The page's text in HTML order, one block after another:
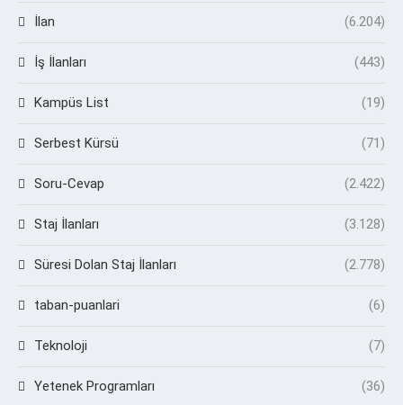
İlan (6.204)
İş İlanları (443)
Kampüs List (19)
Serbest Kürsü (71)
Soru-Cevap (2.422)
Staj İlanları (3.128)
Süresi Dolan Staj İlanları (2.778)
taban-puanlari (6)
Teknoloji (7)
Yetenek Programları (36)